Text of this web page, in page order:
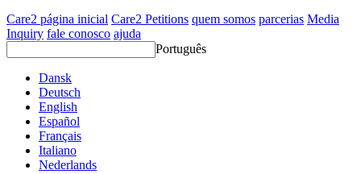
Care2 página inicial Care2 Petitions quem somos parcerias Media
Inquiry fale conosco ajuda
Português
Dansk
Deutsch
English
Español
Français
Italiano
Nederlands